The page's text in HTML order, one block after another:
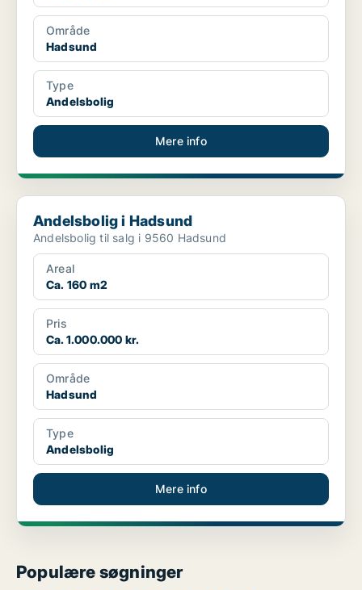
Område
Hadsund
Type
Andelsbolig
Mere info
Andelsbolig i Hadsund
Andelsbolig i Hadsund
Andelsbolig til salg i 9560 Hadsund
Areal
Ca. 160 m2
Pris
Ca. 1.000.000 kr.
Område
Hadsund
Type
Andelsbolig
Mere info
Populære søgninger